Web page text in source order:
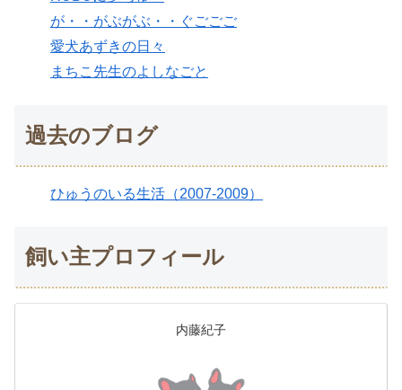
が・・がぶがぶ・・ぐごごご
愛犬あずきの日々
まちこ先生のよしなごと
過去のブログ
ひゅうのいる生活（2007-2009）
飼い主プロフィール
内藤紀子